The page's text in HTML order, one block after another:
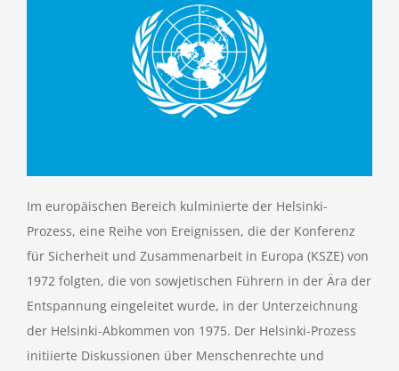
Im europäischen Bereich kulminierte der Helsinki-
Prozess, eine Reihe von Ereignissen, die der Konferenz
für Sicherheit und Zusammenarbeit in Europa (KSZE) von
1972 folgten, die von sowjetischen Führern in der Ära der
Entspannung eingeleitet wurde, in der Unterzeichnung
der Helsinki-Abkommen von 1975. Der Helsinki-Prozess
initiierte Diskussionen über Menschenrechte und